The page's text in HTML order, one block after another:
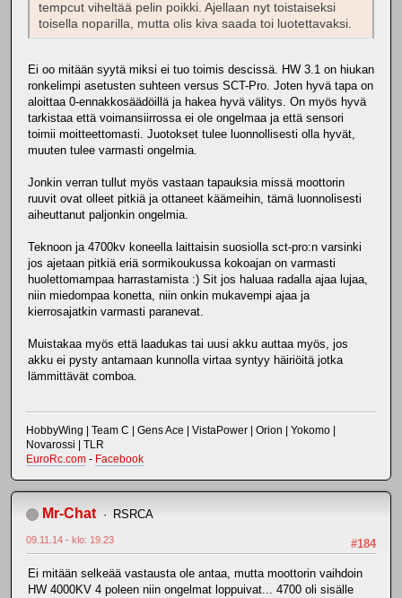
tempcut viheltää pelin poikki. Ajellaan nyt toistaiseksi
toisella noparilla, mutta olis kiva saada toi luotettavaksi.
Ei oo mitään syytä miksi ei tuo toimis descissä. HW 3.1 on hiukan
ronkelimpi asetusten suhteen versus SCT-Pro. Joten hyvä tapa on
aloittaa 0-ennakkosäädöillä ja hakea hyvä välitys. On myös hyvä
tarkistaa että voimansiirrossa ei ole ongelmaa ja että sensori
toimii moitteettomasti. Juotokset tulee luonnollisesti olla hyvät,
muuten tulee varmasti ongelmia.
Jonkin verran tullut myös vastaan tapauksia missä moottorin
ruuvit ovat olleet pitkiä ja ottaneet käämeihin, tämä luonnolisesti
aiheuttanut paljonkin ongelmia.
Teknoon ja 4700kv koneella laittaisin suosiolla sct-pro:n varsinki
jos ajetaan pitkiä eriä sormikoukussa kokoajan on varmasti
huolettomampaa harrastamista :) Sit jos haluaa radalla ajaa lujaa,
niin miedompaa konetta, niin onkin mukavempi ajaa ja
kierrosajatkin varmasti paranevat.
Muistakaa myös että laadukas tai uusi akku auttaa myös, jos
akku ei pysty antamaan kunnolla virtaa syntyy häiriöitä jotka
lämmittävät comboa.
HobbyWing | Team C | Gens Ace | VistaPower | Orion | Yokomo |
Novarossi | TLR
EuroRc.com - Facebook
Mr-Chat RSRCA
#184
09.11.14 - klo: 19.23
Ei mitään selkeää vastausta ole antaa, mutta moottorin vaihdoin
HW 4000KV 4 poleen niin ongelmat loppuivat... 4700 oli sisälle